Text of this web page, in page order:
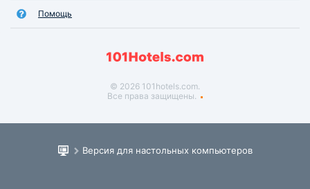
Помощь
© 2026 101hotels.com.
Все права защищены.
Версия для настольных компьютеров